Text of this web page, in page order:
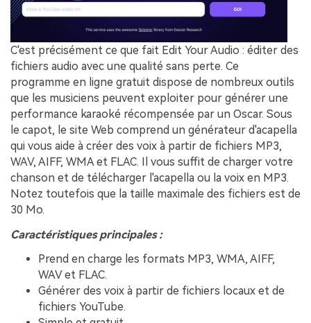
C'est précisément ce que fait Edit Your Audio : éditer des
fichiers audio avec une qualité sans perte. Ce
programme en ligne gratuit dispose de nombreux outils
que les musiciens peuvent exploiter pour générer une
performance karaoké récompensée par un Oscar. Sous
le capot, le site Web comprend un générateur d'acapella
qui vous aide à créer des voix à partir de fichiers MP3,
WAV, AIFF, WMA et FLAC. Il vous suffit de charger votre
chanson et de télécharger l'acapella ou la voix en MP3.
Notez toutefois que la taille maximale des fichiers est de
30 Mo.
Caractéristiques principales :
Prend en charge les formats MP3, WMA, AIFF,
WAV et FLAC.
Générer des voix à partir de fichiers locaux et de
fichiers YouTube.